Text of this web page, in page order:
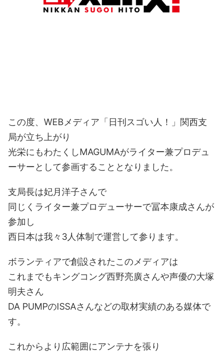
この度、WEBメディア「日刊スゴい人！」関西支
局が立ち上がり
光栄にもわたくしMAGUMAがライター兼プロデュ
ーサーとして参画することとなりました。
支局長は妃月洋子さんで
同じくライター兼プロデューサーで冨本康成さんが
参加し
西日本は我々3人体制で運営して参ります。
ボランティアで創設されたこのメディアは
これまでもキングコング西野亮廣さんや声優の大塚
明夫さん
DA PUMPのISSAさんなどの取材実績のある媒体で
す。
これからより広範囲にアンテナを張り